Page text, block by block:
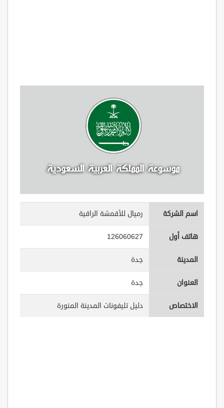
اسم الشركة رميال للأقمشة الراقية
هاتف أول 126060627
المدينة جدة
العنوان جدة
الاختصاص دليل تليفونات المدينة المنورة